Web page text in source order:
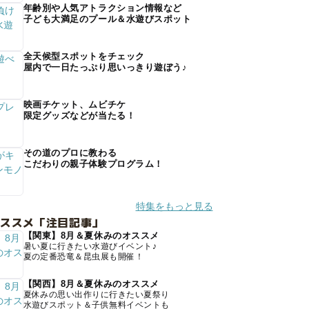
年齢別や人気アトラクション情報など
子ども大満足のプール＆水遊びスポット
全天候型スポットをチェック
屋内で一日たっぷり思いっきり遊ぼう♪
映画チケット、ムビチケ
限定グッズなどが当たる！
その道のプロに教わる
こだわりの親子体験プログラム！
特集をもっと見る
スメ「注目記事」
【関東】8月＆夏休みのオススメ
暑い夏に行きたい水遊びイベント♪
夏の定番恐竜＆昆虫展も開催！
【関西】8月＆夏休みのオススメ
夏休みの思い出作りに行きたい夏祭り
水遊びスポット＆子供無料イベントも